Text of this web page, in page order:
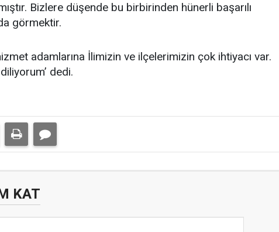
Bizlere düşende bu birbirinden hünerli başarılı
görmektir.
adamlarına İlimizin ve ilçelerimizin çok ihtiyacı var.
dedi.
KAT